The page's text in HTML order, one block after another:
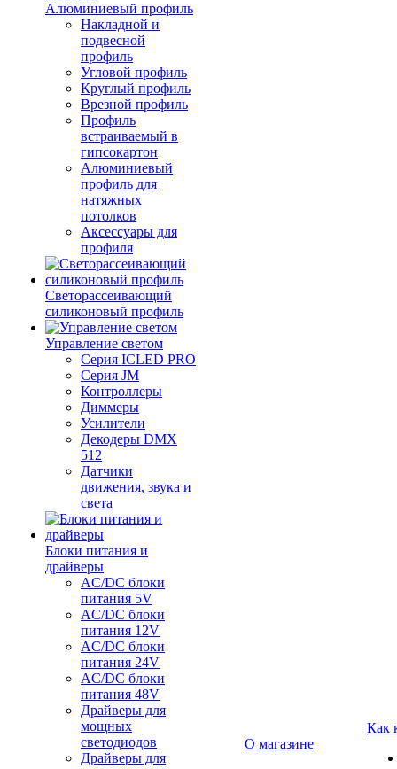
Алюминиевый профиль
Накладной и
подвесной
профиль
Угловой профиль
Круглый профиль
Врезной профиль
Профиль
встраиваемый в
гипсокартон
Алюминиевый
профиль для
натяжных
потолков
Аксессуары для
профиля
Светорассеивающий
силиконовый профиль
Управление светом
Серия ICLED PRO
Серия JM
Контроллеры
Диммеры
Усилители
Декодеры DMX
512
Датчики
движения, звука и
света
Блоки питания и
драйверы
AC/DC блоки
питания 5V
AC/DC блоки
питания 12V
AC/DC блоки
питания 24V
AC/DC блоки
питания 48V
Драйверы для
мощных
светодиодов
Драйверы для
О магазине
Как